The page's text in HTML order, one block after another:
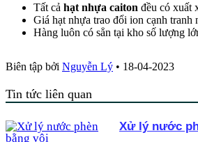
Tất cả hạt nhựa caiton đều có xuất
Giá hạt nhựa trao đổi ion cạnh tranh
Hàng luôn có sẳn tại kho số lượng
Biên tập bởi Nguyễn Lý • 18-04-2023
Tin tức liên quan
Xử lý nước